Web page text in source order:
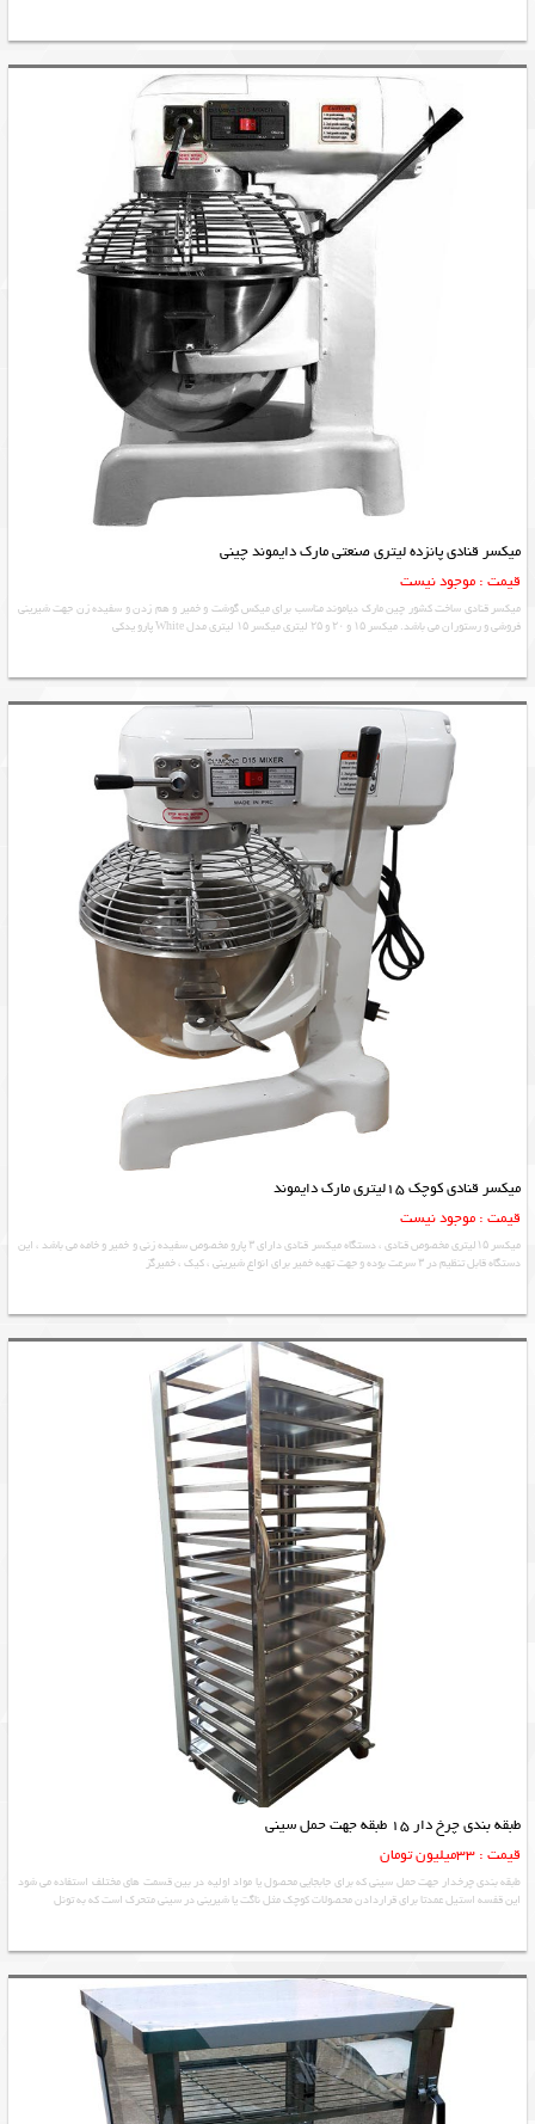
میکسر قنادی پانزده لیتری صنعتی مارک دایموند چینی
قیمت : موجود نیست
میکسر قنادی ساخت کشور چین مارک دیاموند مناسب برای میکس گوشت و خمیر و هم زدن و سفیده زن جهت شیرینی
فروشی و رستوران می باشد. میکسر ۱۵ و ۲۰ و ۲۵ لیتری میکسر ۱۵ لیتری مدل White پارو یدکی
میکسر قنادی کوچک 15لیتری مارک دایموند
قیمت : موجود نیست
میکسر ۱۵لیتری مخصوص قنادی ، دستگاه میکسر قنادی دارای ۳ پارو مخصوص سفیده زنی و خمیر و خامه می باشد ، این
دستگاه قابل تنظیم در ۳ سرعت بوده و جهت تهیه خمیر برای انواع شیرینی ، کیک ، خمیرگز
طبقه بندی چرخ دار 15 طبقه جهت حمل سینی
قیمت : 33میلیون تومان
طبقه بندي چرخدار جهت حمل سيني که برای جابجایی محصول یا مواد اولیه در بین قسمت های مختلف استفاده می شود
این قفسه استیل عمدتا برای قراردادن محصولات کوچک مثل ناگت یا شیرینی در سینی متحرک است که به تونل